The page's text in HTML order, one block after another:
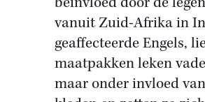
vanuit Zuid-Afrika in
geaffecteerde Engels,
maatpakken leken
maar onder invloed